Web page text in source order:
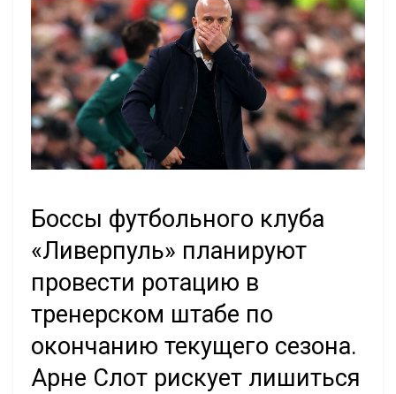
Боссы футбольного клуба
«Ливерпуль» планируют
провести ротацию в
тренерском штабе по
окончанию текущего сезона.
Арне Слот рискует лишиться